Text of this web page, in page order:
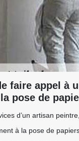
faire appel à
pose de
d’un artisan
à la pose de